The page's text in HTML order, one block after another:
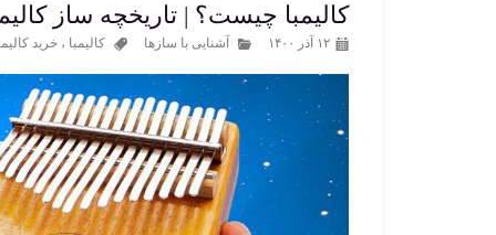
کالیمبا چیست؟ | تاریخچه ساز
۱۲ آذر ۱۴۰۰ آشنایی با سازها کالیمبا ، خرید